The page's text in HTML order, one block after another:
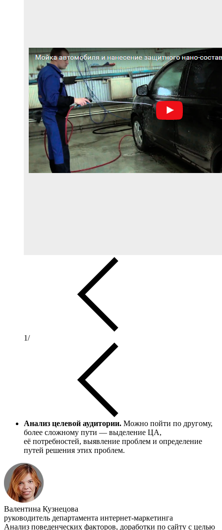
1/
Анализ целевой аудитории. Можно пойти по другому,
более сложному пути — выделение ЦА,
её потребностей, выявление проблем и определение
путей решения этих проблем.
Валентина Кузнецова
руководитель департамента интернет-маркетинга
Анализ поведенческих факторов, доработки по сайту с целью